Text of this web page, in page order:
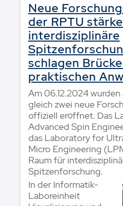
Neue
der RPTU
interdisziplinäre
schlagen
praktischen
Am 06.12.2024 wurden
gleich zwei neue
offiziell eröffnet. Das
Advanced Spin
das Laboratory for
Micro Engineering
Raum für
Spitzenforschung.
In der Informatik-
Laboreinheit